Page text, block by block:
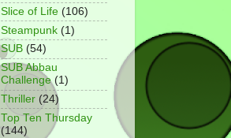
Slice of Life (106)
Steampunk (1)
SUB (54)
SUB Abbau
Challenge (1)
Thriller (24)
Top Ten Thursday
(144)